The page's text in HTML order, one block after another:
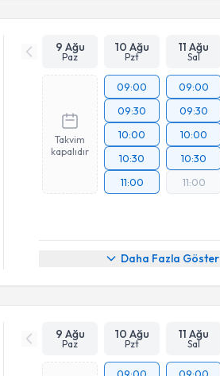
9 Ağu
Paz
10 Ağu
Pzt
11 Ağu
Sal
Takvim
kapalıdır
09:00
09:30
10:00
10:30
11:00
09:00
09:30
10:00
10:30
11:00
Daha Fazla Göster
9 Ağu
Paz
10 Ağu
Pzt
11 Ağu
Sal